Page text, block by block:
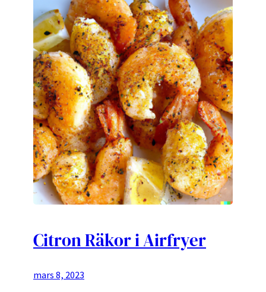
Citron Räkor i Airfryer
mars 8, 2023